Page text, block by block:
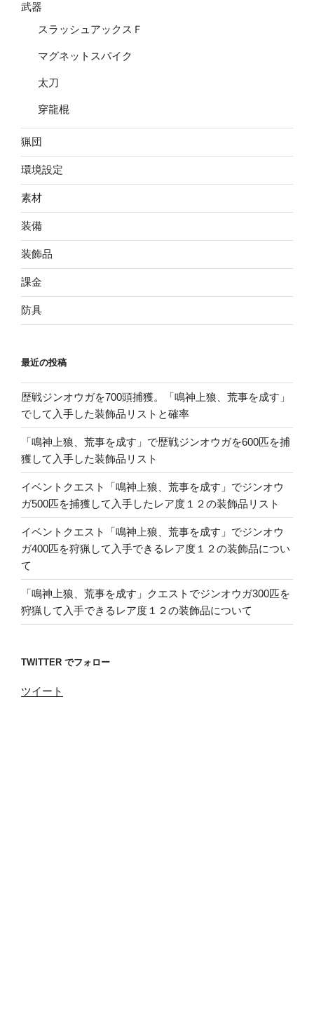
武器
スラッシュアックスＦ
マグネットスパイク
太刀
穿龍棍
猟団
環境設定
素材
装備
装飾品
課金
防具
最近の投稿
歴戦ジンオウガを700頭捕獲。「鳴神上狼、荒事を成す」
でして入手した装飾品リストと確率
「鳴神上狼、荒事を成す」で歴戦ジンオウガを600匹を捕
獲して入手した装飾品リスト
イベントクエスト「鳴神上狼、荒事を成す」でジンオウ
ガ500匹を捕獲して入手したレア度１２の装飾品リスト
イベントクエスト「鳴神上狼、荒事を成す」でジンオウ
ガ400匹を狩猟して入手できるレア度１２の装飾品につい
て
「鳴神上狼、荒事を成す」クエストでジンオウガ300匹を
狩猟して入手できるレア度１２の装飾品について
TWITTER でフォロー
ツイート